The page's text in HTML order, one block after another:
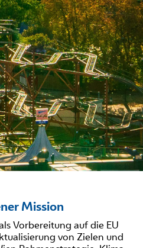
Mission
Vorbereitung auf die EU
von Zielen und